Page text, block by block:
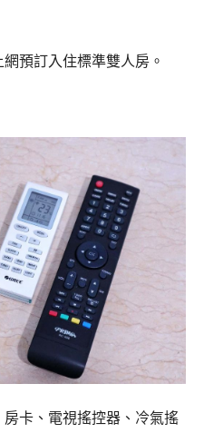
預訂入住標準雙人房。
卡、電視搖控器、冷氣搖